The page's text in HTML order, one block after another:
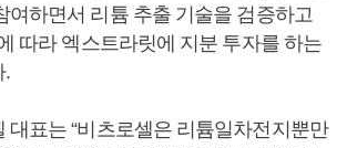
여하면서 리튬 추출 기술을 검증하고
따라 엑스트라릿에 지분 투자를 하는
.
대표는 “비츠로셀은 리튬일차전지뿐만